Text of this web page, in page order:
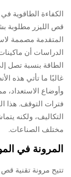
الكفاءة الطاقوية
قص الليزر مطلوبة
المتقدمة مصممة
الدراسات أن
غالبًا ما تأتي هذه
وأوضاع الاستعداد،
فترات التوقف. هذا
التكاليف، ولكنه
مختلف الصناعات.
المرونة في
تتيح مرونة تقنية